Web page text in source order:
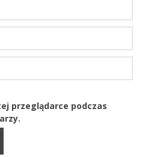
przeglądarce podczas